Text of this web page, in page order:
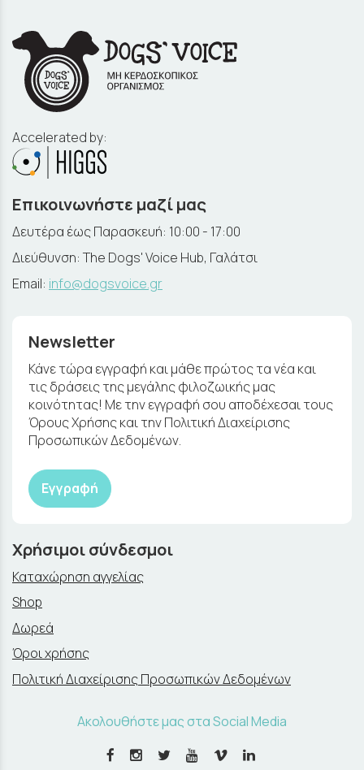
Accelerated by:
Επικοινωνήστε μαζί μας
Δευτέρα έως Παρασκευή: 10:00 - 17:00
Διεύθυνση: The Dogs' Voice Hub, Γαλάτσι
Email: info@dogsvoice.gr
Newsletter
Κάνε τώρα εγγραφή και μάθε πρώτος τα νέα και
τις δράσεις της μεγάλης φιλοζωικής μας
κοινότητας! Με την εγγραφή σου αποδέχεσαι τους
Όρους Χρήσης και την Πολιτική Διαχείρισης
Προσωπικών Δεδομένων.
Εγγραφή
Χρήσιμοι σύνδεσμοι
Καταχώρηση αγγελίας
Shop
Δωρεά
Όροι χρήσης
Πολιτική Διαχείρισης Προσωπικών Δεδομένων
Ακολουθήστε μας στα Social Media